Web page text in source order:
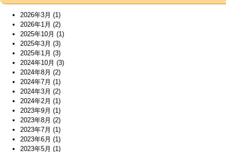
2026年3月 (1)
2026年1月 (2)
2025年10月 (1)
2025年3月 (3)
2025年1月 (3)
2024年10月 (3)
2024年8月 (2)
2024年7月 (1)
2024年3月 (2)
2024年2月 (1)
2023年9月 (1)
2023年8月 (2)
2023年7月 (1)
2023年6月 (1)
2023年5月 (1)